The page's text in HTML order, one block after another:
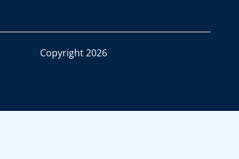
Copyright 2026